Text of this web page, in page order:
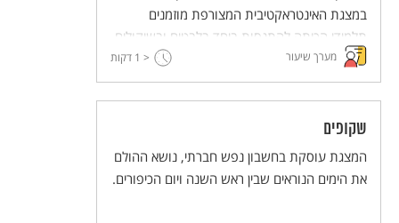
במצגת האינטראקטיבית המצורפת מוזמנים
תלמידי הכיתה להתנסות ביחד בלבטים ובשיקולים
שונים הניצבים לפני יורשים שקיבלו מאביהם סכום
כסף שנועד למטרה זו בדיוק. מצגת זו אולי תסייע
להם להבין מהם.
מערך שיעור < 1 דקות
שקופים
המצגת עוסקת בחשבון נפש חברתי, נושא ההולם
את הימים הנוראים שבין ראש השנה ויום הכיפורים.